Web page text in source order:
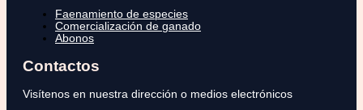
Faenamiento de especies
Comercialización de ganado
Abonos
Contactos
Visítenos en nuestra dirección o medios electrónicos